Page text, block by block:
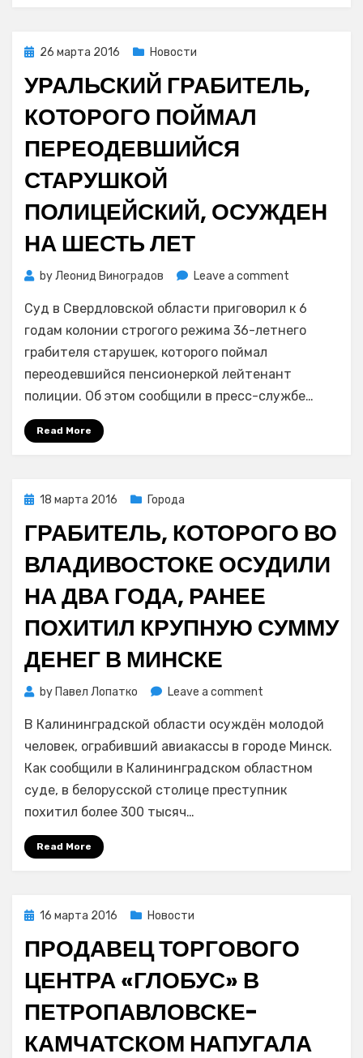
Posted
26 марта 2016 Новости
УРАЛЬСКИЙ ГРАБИТЕЛЬ,
КОТОРОГО ПОЙМАЛ
ПЕРЕОДЕВШИЙСЯ
СТАРУШКОЙ
ПОЛИЦЕЙСКИЙ, ОСУЖДЕН
НА ШЕСТЬ ЛЕТ
byЛеонид Виноградов Leave a comment
грабитель,
которого
полицейский,
Суд в Свердловской области приговорил к 6
годам колонии строгого режима 36-летнего
грабителя старушек, которого поймал
переодевшийся пенсионеркой лейтенант
полиции. Об этом сообщили в пресс-службе…
Read More
Posted
18 марта 2016 Города
ГРАБИТЕЛЬ, КОТОРОГО ВО
ВЛАДИВОСТОКЕ ОСУДИЛИ
НА ДВА ГОДА, РАНЕЕ
ПОХИТИЛ КРУПНУЮ СУММУ
ДЕНЕГ В МИНСКЕ
by Павел Лопатко Leave a comment
которого
во
Владивостоке
на
в
Минске
В Калининградской области осуждён молодой
человек, ограбивший авиакассы в городе Минск.
Как сообщили в Калининградском областном
суде, в белорусской столице преступник
похитил более 300 тысяч…
Read More
Posted
16 марта 2016 Новости
ПРОДАВЕЦ ТОРГОВОГО
ЦЕНТРА «ГЛОБУС» В
ПЕТРОПАВЛОВСКЕ-
КАМЧАТСКОМ НАПУГАЛА